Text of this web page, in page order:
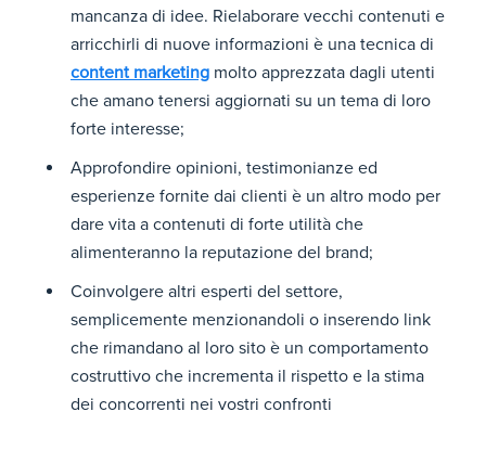
mancanza di idee. Rielaborare vecchi contenuti e
arricchirli di nuove informazioni è una tecnica di
content marketing molto apprezzata dagli utenti
che amano tenersi aggiornati su un tema di loro
forte interesse;
Approfondire opinioni, testimonianze ed
esperienze fornite dai clienti è un altro modo per
dare vita a contenuti di forte utilità che
alimenteranno la reputazione del brand;
Coinvolgere altri esperti del settore,
semplicemente menzionandoli o inserendo link
che rimandano al loro sito è un comportamento
costruttivo che incrementa il rispetto e la stima
dei concorrenti nei vostri confronti